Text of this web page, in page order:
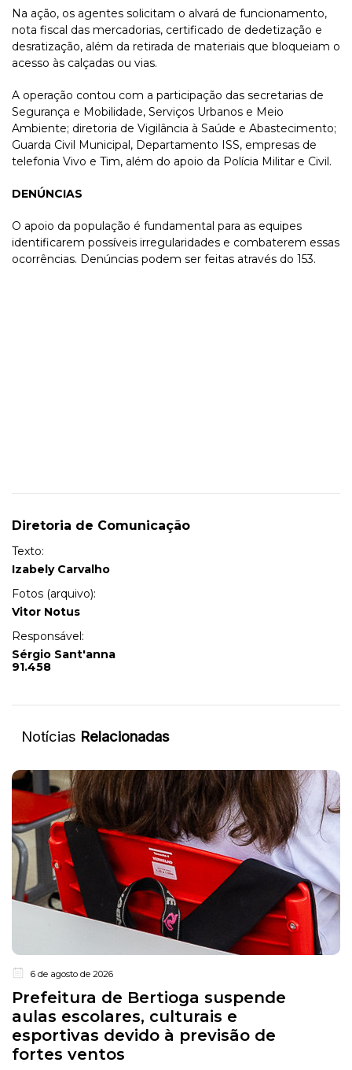
Na ação, os agentes solicitam o alvará de funcionamento,
nota fiscal das mercadorias, certificado de dedetização e
desratização, além da retirada de materiais que bloqueiam o
acesso às calçadas ou vias.
A operação contou com a participação das secretarias de
Segurança e Mobilidade, Serviços Urbanos e Meio
Ambiente; diretoria de Vigilância à Saúde e Abastecimento;
Guarda Civil Municipal, Departamento ISS, empresas de
telefonia Vivo e Tim, além do apoio da Polícia Militar e Civil.
DENÚNCIAS
O apoio da população é fundamental para as equipes
identificarem possíveis irregularidades e combaterem essas
ocorrências. Denúncias podem ser feitas através do 153.
Diretoria de Comunicação
Texto:
Izabely Carvalho
Fotos (arquivo):
Vitor Notus
Responsável:
Sérgio Sant'anna
91.458
Notícias Relacionadas
6 de agosto de 2026
Prefeitura de Bertioga suspende
aulas escolares, culturais e
esportivas devido à previsão de
fortes ventos